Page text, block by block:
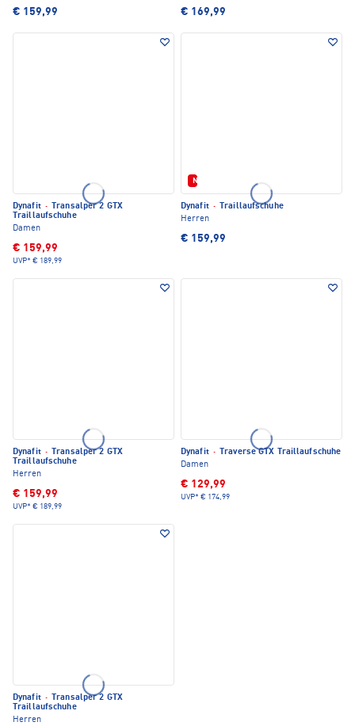
€ 159,99 € 169,99
Dynafit ·
Transalper 2 GTX
Traillaufschuhe
Damen
€ 159,99
UVP* € 189,99
Neu
Dynafit ·
Traillaufschuhe
Herren
€ 159,99
Dynafit ·
Transalper 2 GTX
Traillaufschuhe
Herren
€ 159,99
UVP* € 189,99
Dynafit ·
Traverse GTX Traillaufschuhe
Damen
€ 129,99
UVP* € 174,99
Dynafit ·
Transalper 2 GTX
Traillaufschuhe
Herren